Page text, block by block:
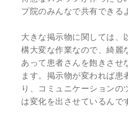
プ院のみんなで共有できる
大きな掲示物に関しては、
構大変な作業なので、綺麗
あって患者さんを飽きさせ
ます。掲示物が変われば患
り、コミュニケーション
は変化を出させているんで